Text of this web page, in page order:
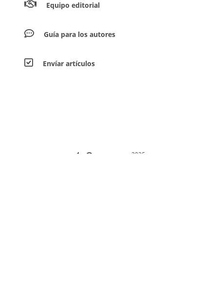
Equipo editorial
Guía para los autores
Envíar artículos